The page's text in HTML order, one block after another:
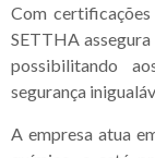
Com
SETTHA
possibilitando
segurança
A empresa atua